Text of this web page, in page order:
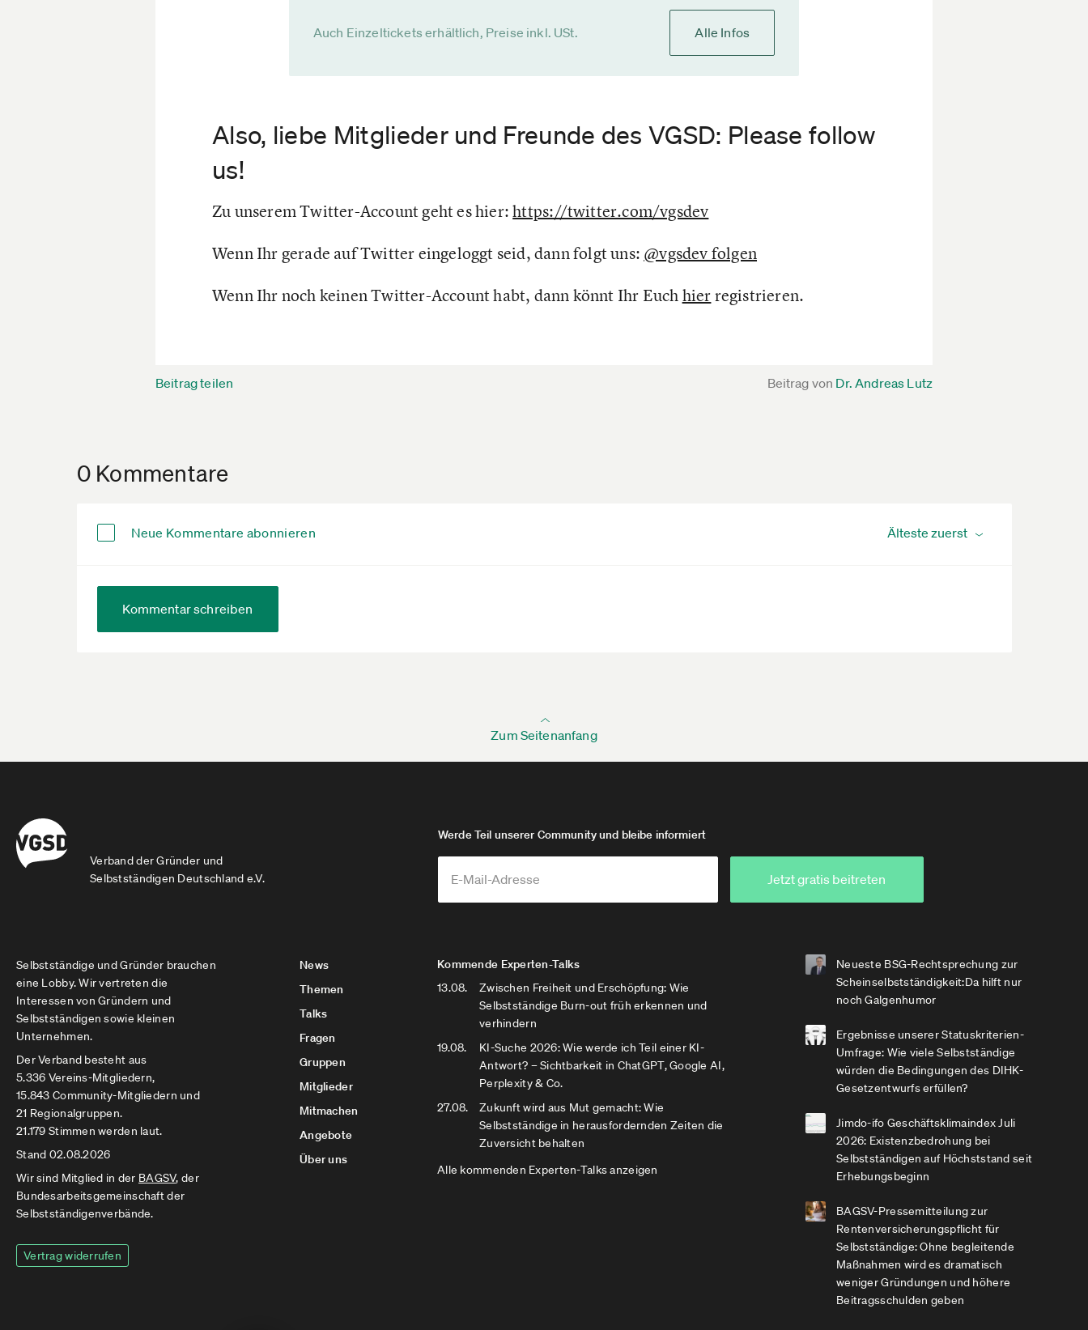
Auch Einzeltickets erhältlich, Preise inkl. USt. Alle Infos
Also, liebe Mitglieder und Freunde des VGSD: Please follow
us!
Zu unserem Twitter-Account geht es hier:https://twitter.com/vgsdev
Wenn Ihr gerade auf Twitter eingeloggt seid, dann folgt uns: @vgsdev folgen
Wenn Ihr noch keinen Twitter-Account habt, dann könnt Ihr Euchhierregistrieren.
Beitrag teilen Beitrag von Dr. Andreas Lutz
0 Kommentare
Neue Kommentare abonnieren
Kommentar schreiben
Zum Seitenanfang
Verband der Gründer und
Selbstständigen Deutschland e.V.
Werde Teil unserer Community und bleibe informiert
Jetzt gratis beitreten
Selbstständige und Gründer brauchen
eine Lobby. Wir vertreten die
Interessen von Gründern und
Selbstständigen sowie kleinen
Unternehmen.
Der Verband besteht aus
5.336 Vereins-Mitgliedern,
15.843 Community-Mitgliedern und
21 Regionalgruppen.
21.179 Stimmen werden laut.
Stand 02.08.2026
Wir sind Mitglied in der BAGSV, der
Bundesarbeitsgemeinschaft der
Selbstständigenverbände.
Vertrag widerrufen
News
Themen
Talks
Fragen
Gruppen
Mitglieder
Mitmachen
Angebote
Über uns
Kommende Experten-Talks
13.08.
Zwischen Freiheit und Erschöpfung: Wie
Selbstständige Burn-out früh erkennen und
verhindern
19.08.
KI-Suche 2026: Wie werde ich Teil einer KI-
Antwort? – Sichtbarkeit in ChatGPT, Google AI,
Perplexity & Co.
27.08.
Zukunft wird aus Mut gemacht: Wie
Selbstständige in herausfordernden Zeiten die
Zuversicht behalten
Alle kommenden Experten-Talks anzeigen
Neueste BSG-Rechtsprechung zur
Scheinselbstständigkeit:Da hilft nur
noch Galgenhumor
Ergebnisse unserer Statuskriterien-
Umfrage: Wie viele Selbstständige
würden die Bedingungen des DIHK-
Gesetzentwurfs erfüllen?
Jimdo-ifo Geschäftsklimaindex Juli
2026: Existenzbedrohung bei
Selbstständigen auf Höchststand seit
Erhebungsbeginn
BAGSV-Pressemitteilung zur
Rentenversicherungspflicht für
Selbstständige: Ohne begleitende
Maßnahmen wird es dramatisch
weniger Gründungen und höhere
Beitragsschulden geben